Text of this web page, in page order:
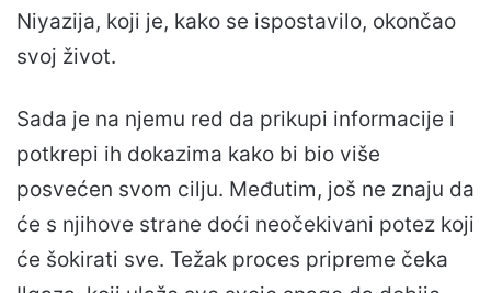
Niyazija, koji je, kako se ispostavilo, okončao
svoj život.
Sada je na njemu red da prikupi informacije i
potkrepi ih ​​dokazima kako bi bio više
posvećen svom cilju. Međutim, još ne znaju da
će s njihove strane doći neočekivani potez koji
će šokirati sve. Težak proces pripreme čeka